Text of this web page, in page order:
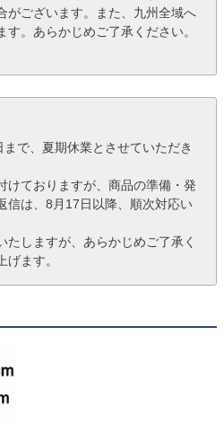
がございます。また、九州全域へ
。あらかじめご了承ください。
で、夏期休業とさせていただき
けておりますが、商品の準備・発
信は、8月17日以降、順次対応い
たしますが、あらかじめご了承く
ます。